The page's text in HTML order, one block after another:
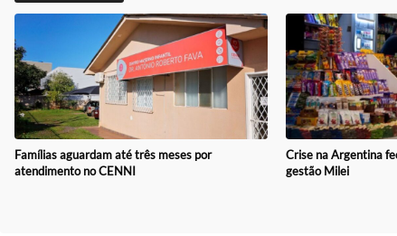
Famílias aguardam até três meses por
atendimento no CENNI
Crise na Argentina
gestão Milei